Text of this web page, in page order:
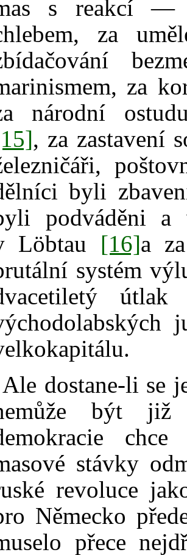
s reakcí —
za
za
národní
, za zastavení
byli
podváděni a
Löbtau [16]a
systém
Ale dostane-li se
být již
stávky
revoluce
Německo
přece